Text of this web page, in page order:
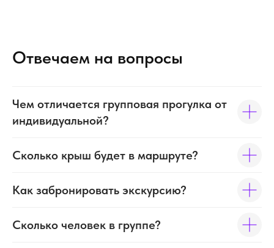
Отвечаем на вопросы
Чем отличается групповая прогулка от
индивидуальной?
Сколько крыш будет в маршруте?
Как забронировать экскурсию?
Сколько человек в группе?